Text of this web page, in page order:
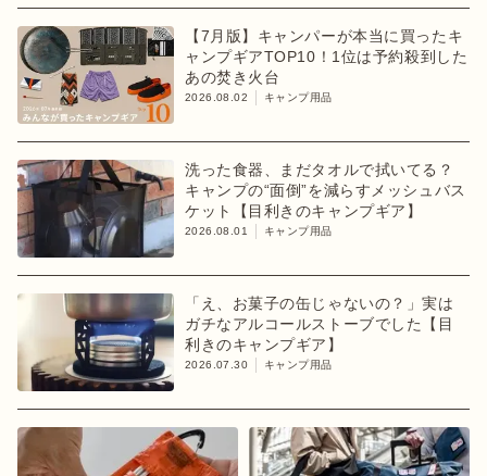
【7月版】キャンパーが本当に買ったキ
ャンプギアTOP10！1位は予約殺到した
あの焚き火台
2026.08.02 キャンプ用品
洗った食器、まだタオルで拭いてる？
キャンプの“面倒”を減らすメッシュバス
ケット【目利きのキャンプギア】
2026.08.01 キャンプ用品
「え、お菓子の缶じゃないの？」実は
ガチなアルコールストーブでした【目
利きのキャンプギア】
2026.07.30 キャンプ用品